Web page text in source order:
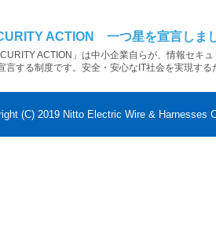
ACTION 一つ星を宣言しま
ACTION」は中小企業自らが、情報セキ
言する制度です。安全・安心なIT社会を実現す
(C) 2019 Nitto Electric Wire & Harnesses